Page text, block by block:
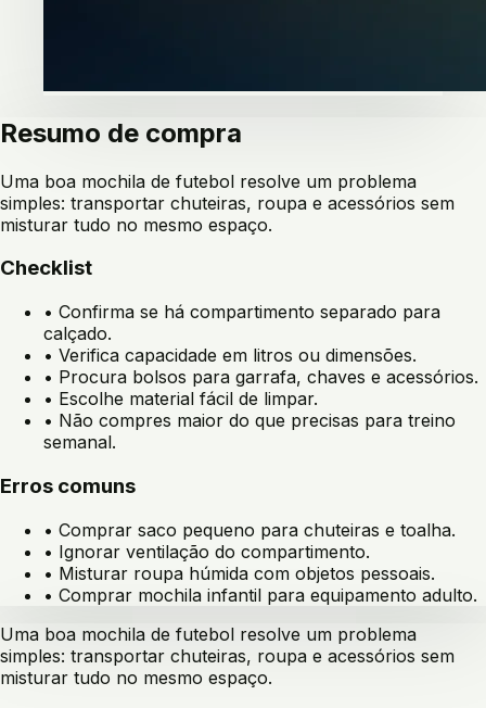
Resumo de compra
Uma boa mochila de futebol resolve um problema
simples: transportar chuteiras, roupa e acessórios sem
misturar tudo no mesmo espaço.
Checklist
• Confirma se há compartimento separado para
calçado.
• Verifica capacidade em litros ou dimensões.
• Procura bolsos para garrafa, chaves e acessórios.
• Escolhe material fácil de limpar.
• Não compres maior do que precisas para treino
semanal.
Erros comuns
• Comprar saco pequeno para chuteiras e toalha.
• Ignorar ventilação do compartimento.
• Misturar roupa húmida com objetos pessoais.
• Comprar mochila infantil para equipamento adulto.
Uma boa mochila de futebol resolve um problema
simples: transportar chuteiras, roupa e acessórios sem
misturar tudo no mesmo espaço.